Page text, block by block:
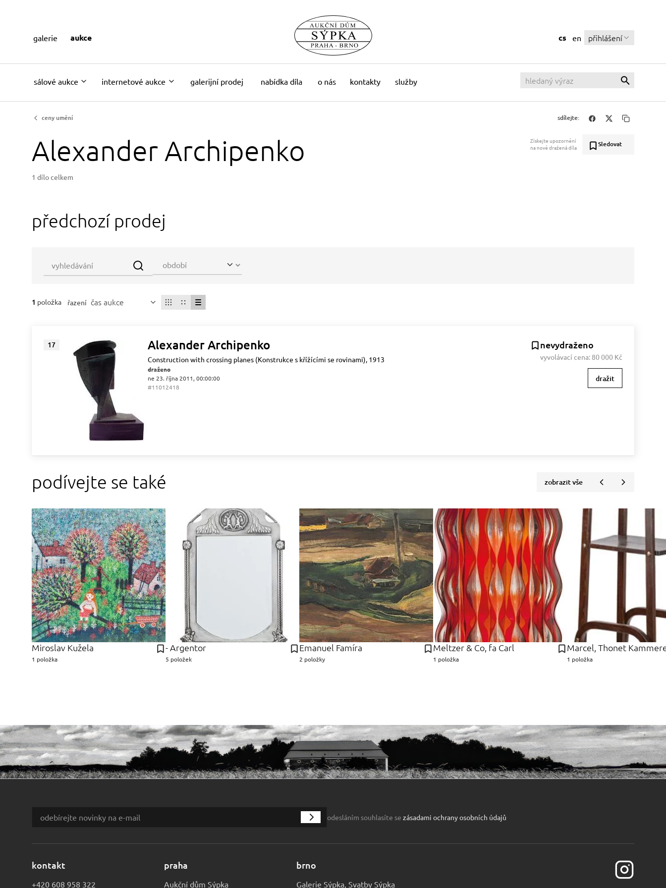
sálové aukce internetové aukce galerijní prodej nabídka díla o nás kontakty služby
cs en přihlášení
galerie aukce
ceny umění sdílejte:
Alexander Archipenko
Získejte upozornění
na nově dražená díla
Sledovat
1 dílo celkem
předchozí prodej
1 položka řazení čas aukce
17 Alexander Archipenko
Construction with crossing planes (Konstrukce s křížícími se rovinami), 1913
draženo
ne 23. října 2011, 00:00:00
#11012418
nevydraženo
vyvolávací cena: 80 000 Kč
dražit
podívejte se také zobrazit vše
Miroslav Kužela
1 položka
- Argentor
5 položek
Emanuel Famíra
2 položky
Meltzer & Co, fa Carl
1 položka
Marcel, Thonet
1 položka
odesláním souhlasíte se zásadami ochrany osobních údajů
kontakt
+420 608 958 322
praha
Aukční dům Sýpka
brno
Galerie Sýpka, Svatby Sýpka